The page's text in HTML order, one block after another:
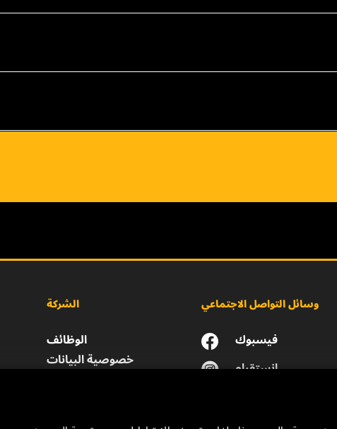
الشركة
الوظائف
خصوصية البيانات
وسائل التواصل الاجتماعي
فيسبوك
انستقرام